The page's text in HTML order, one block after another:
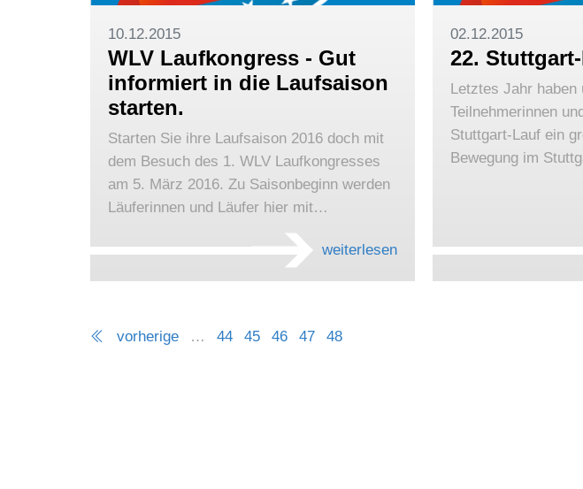
10.12.2015
WLV Laufkongress - Gut
informiert in die Laufsaison
starten.
Starten Sie ihre Laufsaison 2016 doch mit
dem Besuch des 1. WLV Laufkongresses
am 5. März 2016. Zu Saisonbeginn werden
Läuferinnen und Läufer hier mit…
weiterlesen
02.12.2015
22.
Letztes Jahr haben
Teilnehmerinnen
Stuttgart-Lauf ein
Bewegung im
vorherige … 44 45 46 47 48